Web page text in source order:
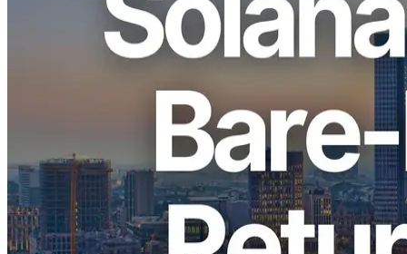
ELSOUL LABO B.V. (เสียงม้า) Amsterdamซีอีโอ: Fumuaki
Kaazaki) และ Validators DAO ยินดีประกาศให้มีการจองโต๊ะ
ภูมิภาค (FRA). Frankfurt ให้ความเข้มข้นสูงสุด Solana ตัวตรวจ
และจับจุดเชื่อมโยงในโลก และเซิร์ฟเวอร์เหล่านี้ดําเนินการ
ภายในสภาพแวดล้อมเครือข่ายเดียวกัน ทําให้โปรแกรม
สามารถเพิ่มประโยชน์ ของการสื่อสารแบบศูนย์-ระยะไกลได้
อย่างเต็มที่ เนื่องจากจํากัดความจุทางกายภาพอย่างเข้มงวด
การใช้งานได้ก็จํากัดอีกเช่นกัน
Frankfurt ได้เข้าสู่สภาวะขายออกอย่างต่อเนื่องเนื่องจากข้อจํา